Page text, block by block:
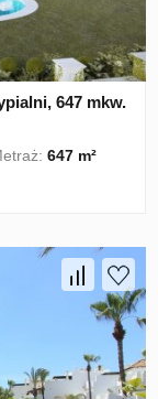
647 mkw.
647 m²